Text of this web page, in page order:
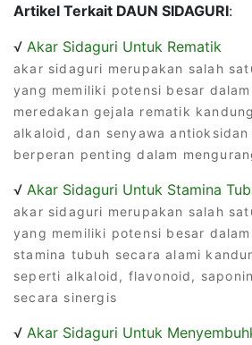
Artikel Terkait DAUN SIDAGURI:
√ Akar Sidaguri Untuk Rematik
akar sidaguri merupakan salah
yang memiliki potensi besar dalam
meredakan gejala rematik
alkaloid, dan senyawa antioksidan
berperan penting dalam
√ Akar Sidaguri Untuk Stamina
akar sidaguri merupakan salah
yang memiliki potensi besar
stamina tubuh secara alami
seperti alkaloid, flavonoid,
secara sinergis
√ Akar Sidaguri Untuk